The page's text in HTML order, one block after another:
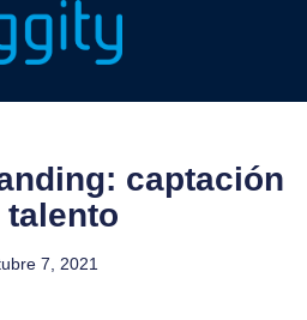
captación
talento
7, 2021